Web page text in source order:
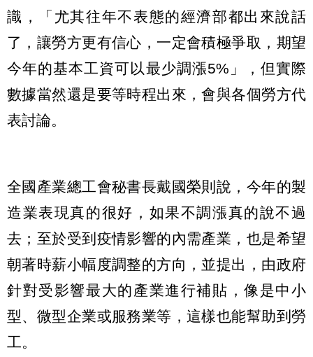
識，「尤其往年不表態的經濟部都出來說話
了，讓勞方更有信心，一定會積極爭取，期望
今年的基本工資可以最少調漲5%」，但實際
數據當然還是要等時程出來，會與各個勞方代
表討論。
全國產業總工會秘書長戴國榮則說，今年的製
造業表現真的很好，如果不調漲真的說不過
去；至於受到疫情影響的內需產業，也是希望
朝著時薪小幅度調整的方向，並提出，由政府
針對受影響最大的產業進行補貼，像是中小
型、微型企業或服務業等，這樣也能幫助到勞
工。